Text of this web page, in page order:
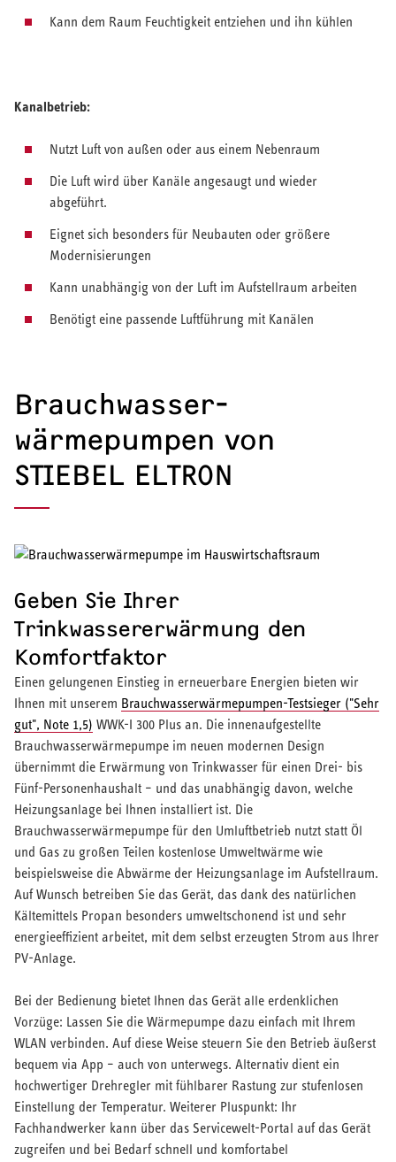
Kann dem Raum Feuchtigkeit entziehen und ihn kühlen
Kanalbetrieb:
Nutzt Luft von außen oder aus einem Nebenraum
Die Luft wird über Kanäle angesaugt und wieder
abgeführt.
Eignet sich besonders für Neubauten oder größere
Modernisierungen
Kann unabhängig von der Luft im Aufstellraum arbeiten
Benötigt eine passende Luftführung mit Kanälen
Brauchwasser­
wärmepumpen von
STIEBEL ELTRON
Geben Sie Ihrer
Trinkwassererwärmung den
Komfortfaktor
Einen gelungenen Einstieg in erneuerbare Energien bieten wir
Ihnen mit unserem Brauchwasserwärmepumpen-Testsieger ("Sehr
gut", Note 1,5) WWK-I 300 Plus an. Die innenaufgestellte
Brauchwasserwärmepumpe im neuen modernen Design
übernimmt die Erwärmung von Trinkwasser für einen Drei- bis
Fünf-Personenhaushalt – und das unabhängig davon, welche
Heizungsanlage bei Ihnen installiert ist. Die
Brauchwasserwärmepumpe für den Umluftbetrieb nutzt statt Öl
und Gas zu großen Teilen kostenlose Umweltwärme wie
beispielsweise die Abwärme der Heizungsanlage im Aufstellraum.
Auf Wunsch betreiben Sie das Gerät, das dank des natürlichen
Kältemittels Propan besonders umweltschonend ist und sehr
energieeffizient arbeitet, mit dem selbst erzeugten Strom aus Ihrer
PV-Anlage.
Bei der Bedienung bietet Ihnen das Gerät alle erdenklichen
Vorzüge: Lassen Sie die Wärmepumpe dazu einfach mit Ihrem
WLAN verbinden. Auf diese Weise steuern Sie den Betrieb äußerst
bequem via App – auch von unterwegs. Alternativ dient ein
hochwertiger Drehregler mit fühlbarer Rastung zur stufenlosen
Einstellung der Temperatur. Weiterer Pluspunkt: Ihr
Fachhandwerker kann über das Servicewelt-Portal auf das Gerät
zugreifen und bei Bedarf schnell und komfortabel